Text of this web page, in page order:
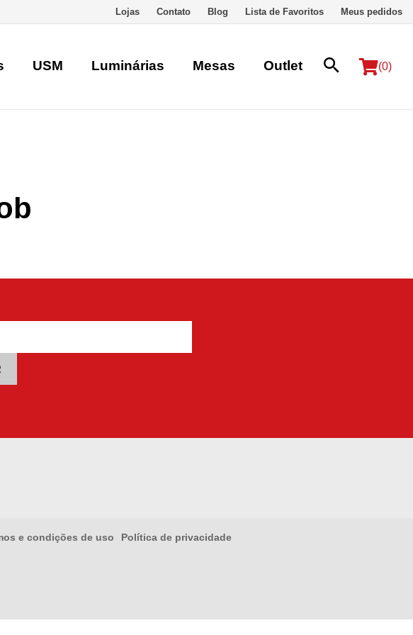
Lojas Contato Blog Lista de Favoritos Meus pedidos
USM Luminárias Mesas Outlet (0)
e condições de uso Política de privacidade